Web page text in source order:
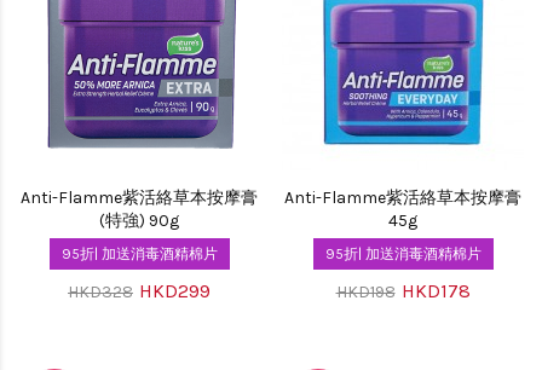
Anti-Flamme紫活絡草本按摩膏
(特強) 90g
95折| 加送消毒酒精棉片
HKD328 HKD299
Anti-Flamme紫活絡草本按摩膏
45g
95折| 加送消毒酒精棉片
HKD198 HKD178